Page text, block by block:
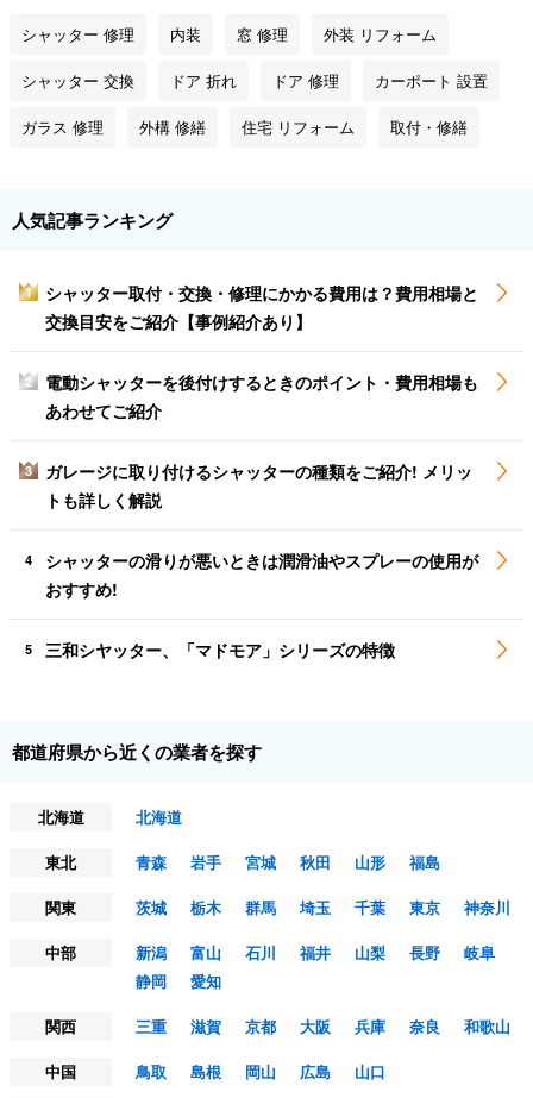
シャッター 修理 内装 窓 修理 外装 リフォーム
シャッター 交換 ドア 折れ ドア 修理 カーポート 設置
ガラス 修理 外構 修繕 住宅 リフォーム 取付・修繕
人気記事ランキング
1
シャッター取付・交換・修理にかかる費用は？費用相場と
交換目安をご紹介【事例紹介あり】
2
電動シャッターを後付けするときのポイント・費用相場も
あわせてご紹介
3
ガレージに取り付けるシャッターの種類をご紹介! メリッ
トも詳しく解説
4
シャッターの滑りが悪いときは潤滑油やスプレーの使用が
おすすめ!
5 三和シヤッター、「マドモア」シリーズの特徴
都道府県から近くの業者を探す
北海道
北海道
東北
青森 岩手 宮城 秋田 山形
福島
関東
茨城 栃木 群馬 埼玉 千葉 東京
神奈川
中部
新潟 富山 石川 福井 山梨 長野
岐阜
静岡
愛知
関西
三重 滋賀 京都 大阪 兵庫 奈良
和歌山
中国
鳥取 島根 岡山 広島
山口